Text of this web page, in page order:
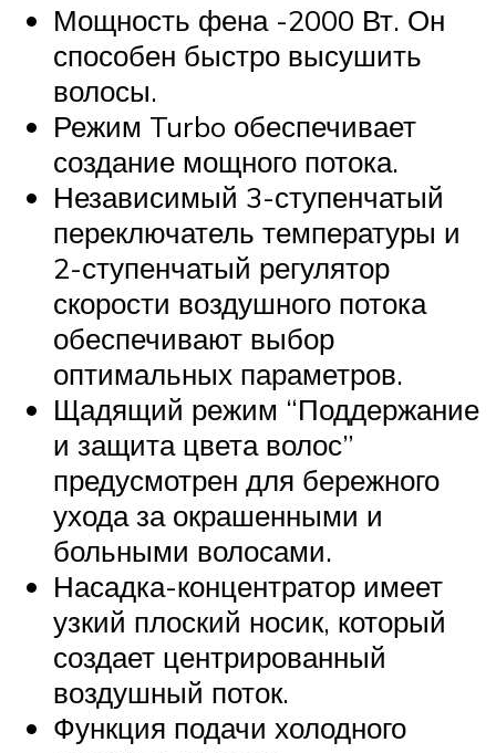
Мощность фена -2000 Вт. Он
способен быстро высушить
волосы.
Режим Turbo обеспечивает
создание мощного потока.
Независимый 3-ступенчатый
переключатель температуры и
2-ступенчатый регулятор
скорости воздушного потока
обеспечивают выбор
оптимальных параметров.
Щадящий режим “Поддержание
и защита цвета волос”
предусмотрен для бережного
ухода за окрашенными и
больными волосами.
Насадка-концентратор имеет
узкий плоский носик, который
создает центрированный
воздушный поток.
Функция подачи холодного